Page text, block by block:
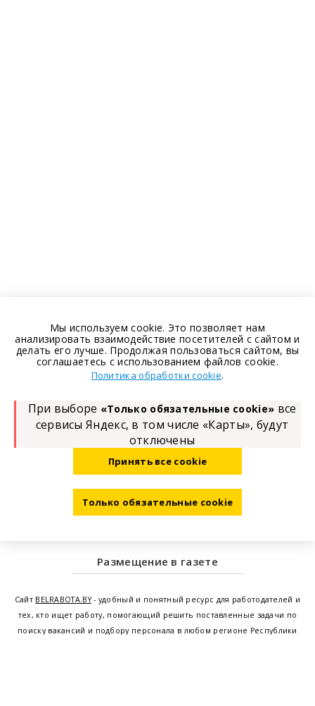
Размещение в газете
Сайт BELRABOTA.BY- удобный и понятный ресурс для работодателей и
тех, кто ищет работу, помогающий решить поставленные задачи по
поиску вакансий и подбору персонала в любом регионе Республики
Мы используем cookie. Это позволяет нам
анализировать взаимодействие посетителей с сайтом и
делать его лучше. Продолжая пользоваться сайтом, вы
соглашаетесь с использованием файлов cookie.
Политика обработки cookie.
При выборе «Только обязательные cookie» все
сервисы Яндекс, в том числе «Карты», будут
отключены
Принять все cookie
Только обязательные cookie